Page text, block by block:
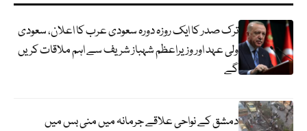
ترک صدر کا ایک روزہ دورہ سعودی عرب کا اعلان، سعودی
ولی عہد اور وزیراعظم شہباز شریف سے اہم ملاقات کریں
گے
دمشق کے نواحی علاقے جرمانہ میں منی بس میں